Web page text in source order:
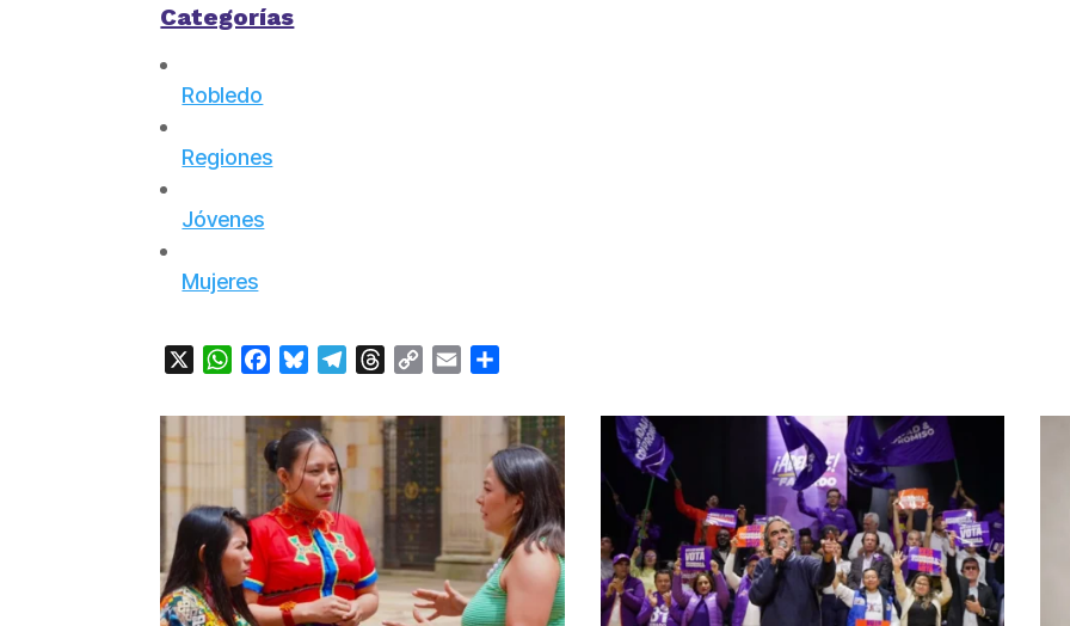
Categorías
Robledo
Regiones
Jóvenes
Mujeres
WhatsApp
FacebookBlueskyTelegramThreads
Copy Email